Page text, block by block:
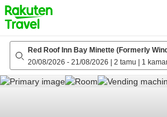
to
top
page
Red Roof Inn Bay Minette (Formerly
20/08/2026 - 21/08/2026 2 tamu 1